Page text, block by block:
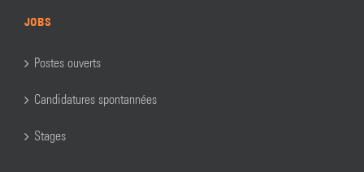
JOBS
Postes ouverts
Candidatures spontannées
Stages